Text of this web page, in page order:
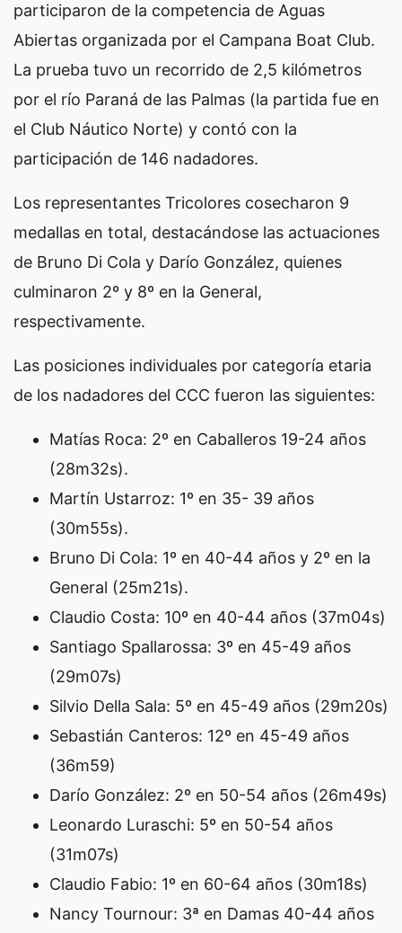
participaron de la competencia de Aguas
Abiertas organizada por el Campana Boat Club.
La prueba tuvo un recorrido de 2,5 kilómetros
por el río Paraná de las Palmas (la partida fue en
el Club Náutico Norte) y contó con la
participación de 146 nadadores.
Los representantes Tricolores cosecharon 9
medallas en total, destacándose las actuaciones
de Bruno Di Cola y Darío González, quienes
culminaron 2º y 8º en la General,
respectivamente.
Las posiciones individuales por categoría etaria
de los nadadores del CCC fueron las siguientes:
Matías Roca: 2º en Caballeros 19-24 años
(28m32s).
Martín Ustarroz: 1º en 35- 39 años
(30m55s).
Bruno Di Cola: 1º en 40-44 años y 2º en la
General (25m21s).
Claudio Costa: 10º en 40-44 años (37m04s)
Santiago Spallarossa: 3º en 45-49 años
(29m07s)
Silvio Della Sala: 5º en 45-49 años (29m20s)
Sebastián Canteros: 12º en 45-49 años
(36m59)
Darío González: 2º en 50-54 años (26m49s)
Leonardo Luraschi: 5º en 50-54 años
(31m07s)
Claudio Fabio: 1º en 60-64 años (30m18s)
Nancy Tournour: 3ª en Damas 40-44 años